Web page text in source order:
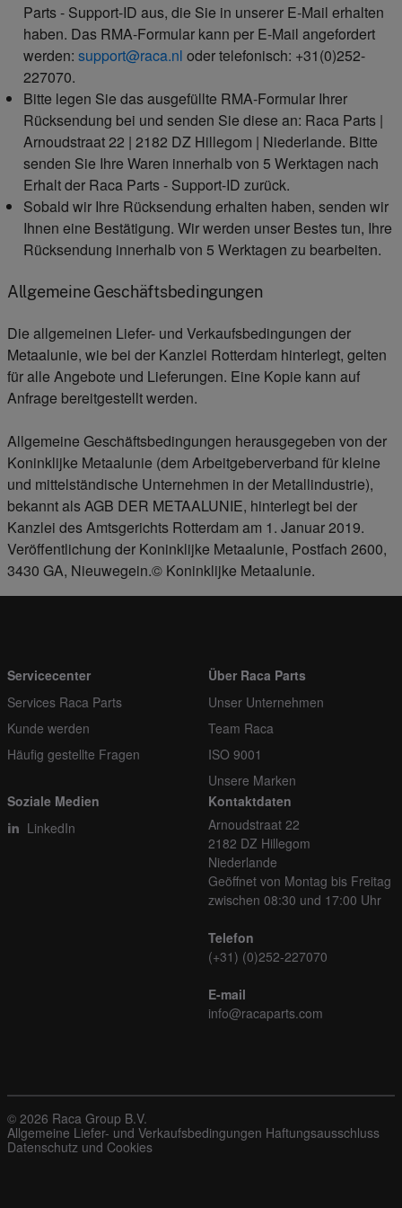
Parts - Support-ID aus, die Sie in unserer E-Mail erhalten
haben. Das RMA-Formular kann per E-Mail angefordert
werden: support@raca.nl oder telefonisch: +31(0)252-
227070.
Bitte legen Sie das ausgefüllte RMA-Formular Ihrer
Rücksendung bei und senden Sie diese an: Raca Parts |
Arnoudstraat 22 | 2182 DZ Hillegom | Niederlande. Bitte
senden Sie Ihre Waren innerhalb von 5 Werktagen nach
Erhalt der Raca Parts - Support-ID zurück.
Sobald wir Ihre Rücksendung erhalten haben, senden wir
Ihnen eine Bestätigung. Wir werden unser Bestes tun, Ihre
Rücksendung innerhalb von 5 Werktagen zu bearbeiten.
Allgemeine Geschäftsbedingungen
Die allgemeinen Liefer- und Verkaufsbedingungen der
Metaalunie, wie bei der Kanzlei Rotterdam hinterlegt, gelten
für alle Angebote und Lieferungen. Eine Kopie kann auf
Anfrage bereitgestellt werden.
Allgemeine Geschäftsbedingungen herausgegeben von der
Koninklijke Metaalunie (dem Arbeitgeberverband für kleine
und mittelständische Unternehmen in der Metallindustrie),
bekannt als AGB DER METAALUNIE, hinterlegt bei der
Kanzlei des Amtsgerichts Rotterdam am 1. Januar 2019.
Veröffentlichung der Koninklijke Metaalunie, Postfach 2600,
3430 GA, Nieuwegein.© Koninklijke Metaalunie.
Servicecenter
Services Raca Parts
Kunde werden
Häufig gestellte Fragen
Über Raca Parts
Unser Unternehmen
Team Raca
ISO 9001
Unsere Marken
Soziale Medien
LinkedIn
Kontaktdaten
Arnoudstraat 22
2182 DZ Hillegom
Niederlande
Geöffnet von Montag bis Freitag
zwischen 08:30 und 17:00 Uhr
Telefon
(+31) (0)252-227070
E-mail
info@racaparts.com
© 2026 Raca Group B.V.
Allgemeine Liefer- und Verkaufsbedingungen Haftungsausschluss
Datenschutz und Cookies